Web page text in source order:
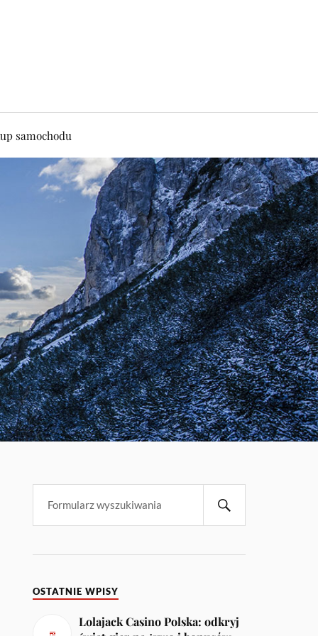
samochodu
OSTATNIE WPISY
Lolajack Casino Polska: odkryj